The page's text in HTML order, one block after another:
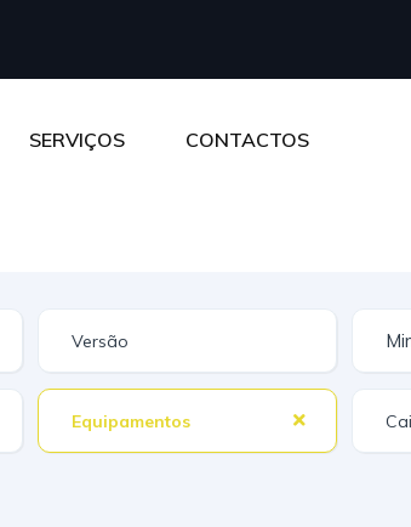
SERVIÇOS CONTACTOS
Equipamentos